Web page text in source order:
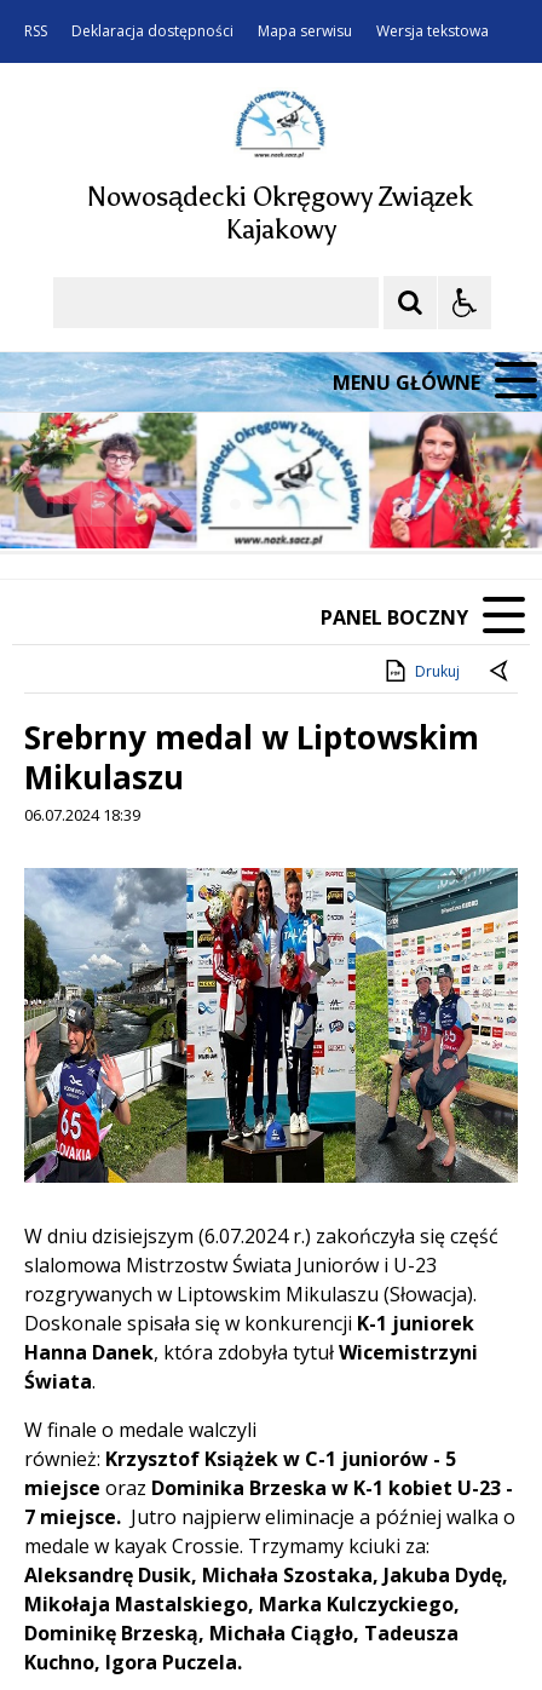
RSS Deklaracja dostępności Mapa serwisu Wersja tekstowa
Nowosądecki Okręgowy Związek
Kajakowy
MENU GŁÓWNE
Poprzedni Element
Następny Element
❚❚
PANEL BOCZNY
Drukuj
Srebrny medal w Liptowskim
Mikulaszu
06.07.2024 18:39
Treść
W dniu dzisiejszym (6.07.2024 r.) zakończyła się część
slalomowa Mistrzostw Świata Juniorów i U-23
rozgrywanych w Liptowskim Mikulaszu (Słowacja).
Doskonale spisała się w konkurencji K-1 juniorek
Hanna Danek, która zdobyła tytułWicemistrzyni
Świata.
W finale o medale walczyli
również: Krzysztof Książek w C-1 juniorów - 5
miejsce oraz Dominika Brzeska w K-1 kobiet U-23 -
7 miejsce. Jutro najpierw eliminacje a później walka o
medale w kayak Crossie. Trzymamy kciuki za:
Aleksandrę Dusik, Michała Szostaka, Jakuba Dydę,
Mikołaja Mastalskiego, Marka Kulczyckiego,
Dominikę Brzeską, Michała Ciągło, Tadeusza
Kuchno, Igora Puczela.